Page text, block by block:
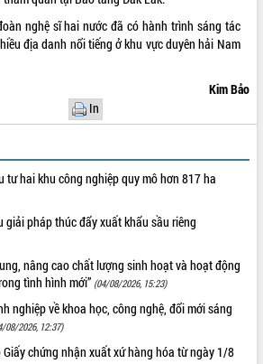
2025
án 190
địa
Ma
một “di
cầu
cao đời
hình thiết
đẩy
điểm
với bảo
nghệ sĩ hai nước đã có hành trình sáng tác
địa danh nổi tiếng ở khu vực duyên hải Nam
Kim Bảo
In
tư hai khu công nghiệp quy mô hơn 817 ha
giải pháp thúc đẩy xuất khẩu sầu riêng
nâng cao chất lượng sinh hoạt và hoạt động
tình hình mới” (04/08/2026, 15:23)
nghiệp về khoa học, công nghệ, đổi mới sáng
08/2026, 12:37)
chứng nhận xuất xứ hàng hóa từ ngày 1/8